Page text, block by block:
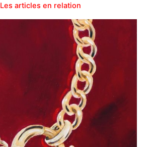
Les articles en relation